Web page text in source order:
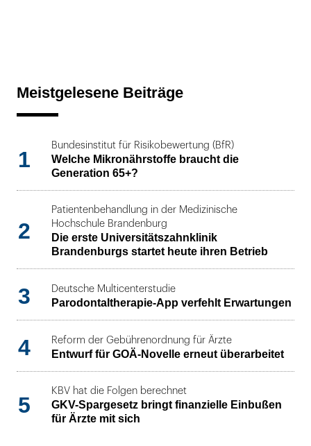
Meistgelesene Beiträge
1
Bundesinstitut für Risikobewertung (BfR)
Welche Mikronährstoffe braucht die
Generation 65+?
2
Patientenbehandlung in der Medizinische
Hochschule Brandenburg
Die erste Universitätszahnklinik
Brandenburgs startet heute ihren Betrieb
3 Deutsche Multicenterstudie
Parodontaltherapie-App verfehlt Erwartungen
4 Reform der Gebührenordnung für Ärzte
Entwurf für GOÄ-Novelle erneut überarbeitet
5
KBV hat die Folgen berechnet
GKV-Spargesetz bringt finanzielle Einbußen
für Ärzte mit sich